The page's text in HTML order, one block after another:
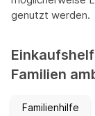
genutzt werden.
Familien
Familienhilfe